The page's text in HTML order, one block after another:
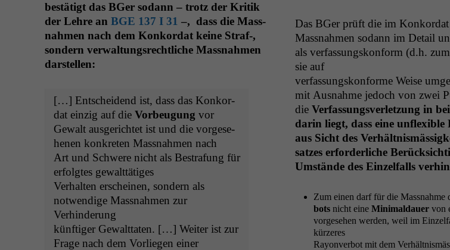
bestätigt das BGer sodann – trotz der Kri­tik
der Lehre an BGE 137 I 31 –, dass die Mass­
nah­men nach dem Konko­r­dat keine Straf‑,
son­dern ver­wal­tungsrechtliche Mass­nah­men
darstellen:
[…] Entschei­dend ist, dass das Konko­r­
dat einzig auf die Vor­beu­gung vor
Gewalt aus­gerichtet ist und die vorge­se­
henen konkreten Mass­nah­men nach
Art und Schwere nicht als Bestra­fung für
erfol­gtes gewalttätiges
Ver­hal­ten erscheinen, son­dern als
notwendi­ge Mass­nah­men zur
Verhinderung
kün­ftiger Gewalt­tat­en. […] Weit­er ist zur
Frage nach dem Vor­liegen ein­er
Das BGer prüft die im Konko­r­dat
Mass­nah­men sodann im Detail
als ver­fas­sungskon­form (d.h.
sie auf
ver­fas­sungskon­forme Weise
mit Aus­nahme jedoch von zwei
die Ver­fas­sungsver­let­zung in
darin liegt, dass eine unflex­i­ble
aus Sicht des
satzes erforder­liche
Umstände des Einzelfalls
Zum einen darf für die Mass­nahme
bots nicht eine Min­imal­dauer von
vorge­se­hen wer­den, weil im
kürzeres
Ray­on­ver­bot mit dem